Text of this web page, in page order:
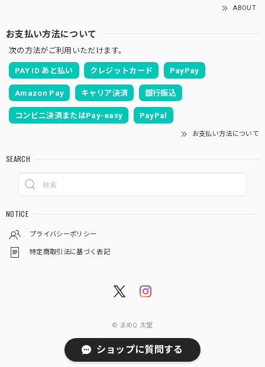
ABOUT
お支払い方法について
次の方法がご利用いただけます。
PAY ID あと払い クレジットカード PayPay
Amazon Pay キャリア決済 銀行振込
コンビニ決済またはPay-easy PayPal
お支払い方法について
SEARCH
NOTICE
プライバシーポリシー
特定商取引法に基づく表記
© まめQ 太堂
ショップに質問する